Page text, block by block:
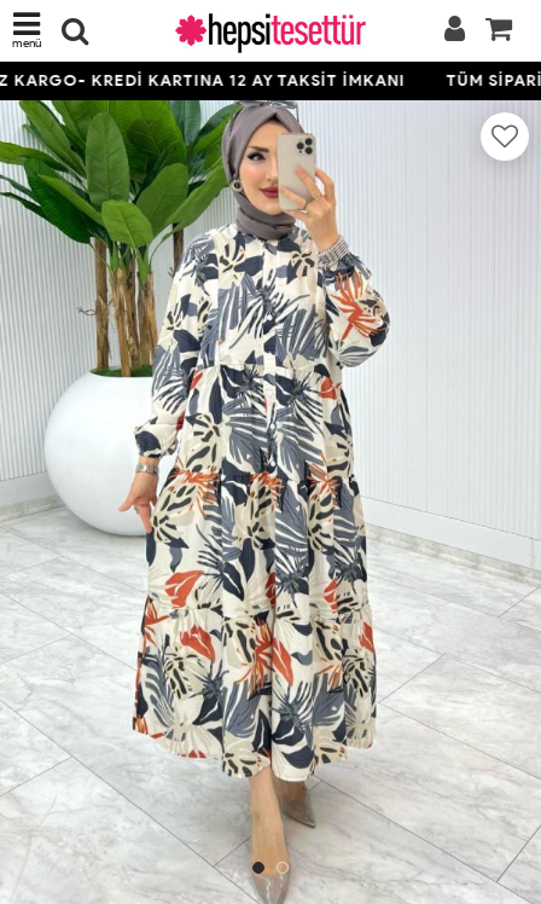
menü
KREDİ KARTINA 12 AY TAKSİT İMKANI TÜM